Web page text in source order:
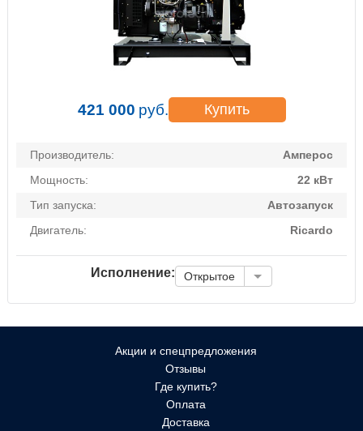
421 000 руб. Купить
Производитель:
Амперос
Мощность:
22 кВт
Тип запуска:
Автозапуск
Двигатель:
Ricardo
Исполнение: Открытое
Акции и спецпредложения
Отзывы
Где купить?
Оплата
Доставка